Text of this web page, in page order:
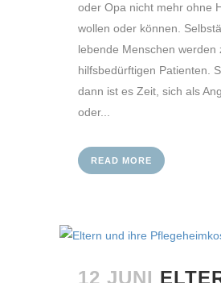
oder Opa nicht mehr ohne
wollen oder können.
lebende Menschen werden
hilfsbedürftigen Patienten.
dann ist es Zeit, sich als
oder...
READ MORE
12 JUNI